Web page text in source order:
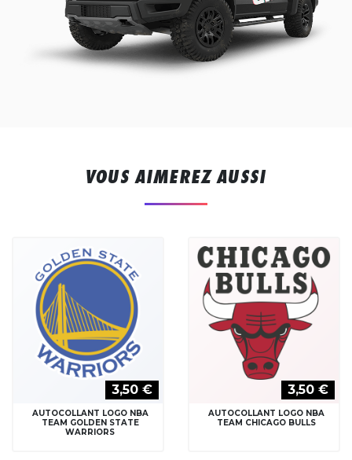
VOUS AIMEREZ AUSSI
3,50 €
AUTOCOLLANT LOGO NBA
TEAM GOLDEN STATE
WARRIORS
3,50 €
AUTOCOLLANT LOGO NBA
TEAM CHICAGO BULLS